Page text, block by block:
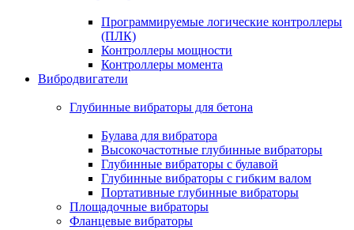
Программируемые логические контроллеры
(ПЛК)
Контроллеры мощности
Контроллеры момента
Вибродвигатели
Глубинные вибраторы для бетона
Булава для вибратора
Высокочастотные глубинные вибраторы
Глубинные вибраторы с булавой
Глубинные вибраторы с гибким валом
Портативные глубинные вибраторы
Площадочные вибраторы
Фланцевые вибраторы